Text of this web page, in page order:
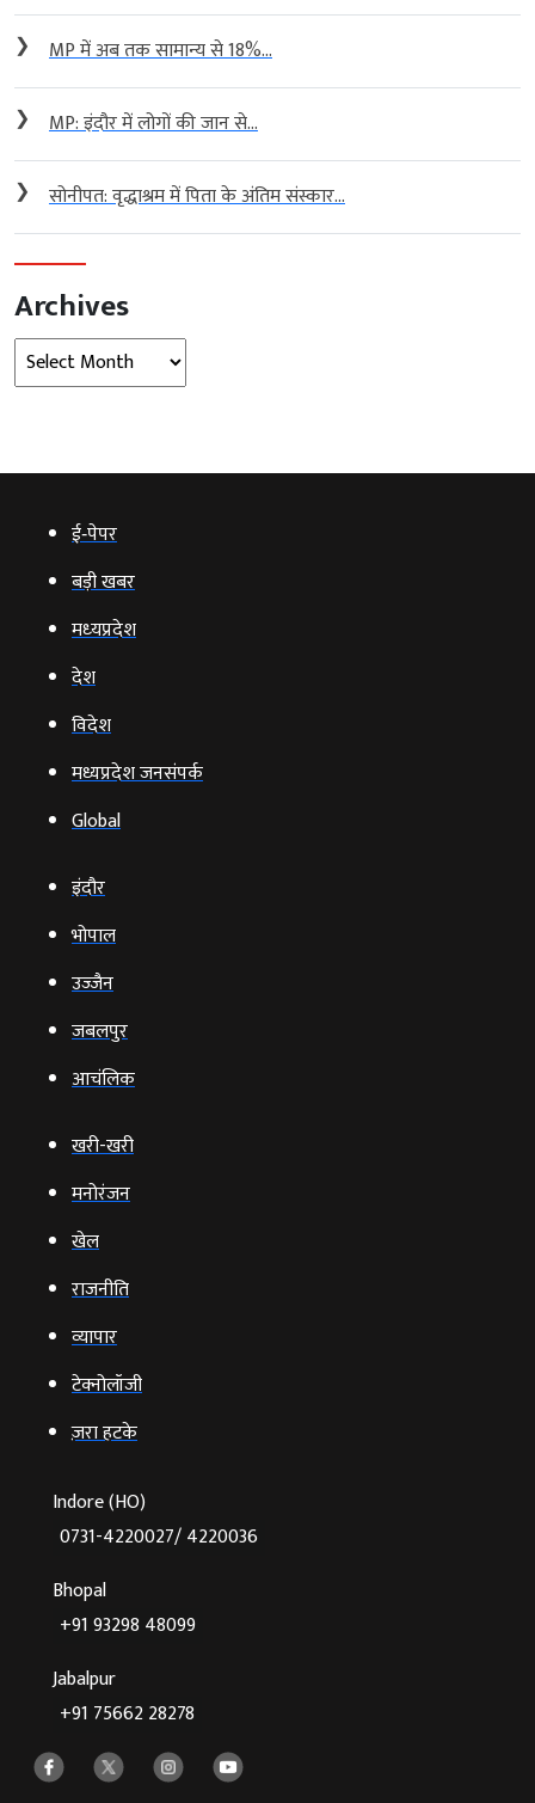
❯ MP में अब तक सामान्य से 18%...
❯ MP: इंदौर में लोगों की जान से...
❯ सोनीपत: वृद्धाश्रम में पिता के अंतिम संस्कार...
Archives
Archives
ई‑पेपर
बड़ी खबर
मध्‍यप्रदेश
देश
विदेश
मध्यप्रदेश जनसंपर्क
Global
इंदौर
भोपाल
उज्‍जैन
जबलपुर
आचंलिक
खरी-खरी
मनोरंजन
खेल
राजनीति
व्‍यापार
टेक्‍नोलॉजी
ज़रा हटके
Indore (HO)
0731-4220027/ 4220036
Bhopal
+91 93298 48099
Jabalpur
+91 75662 28278